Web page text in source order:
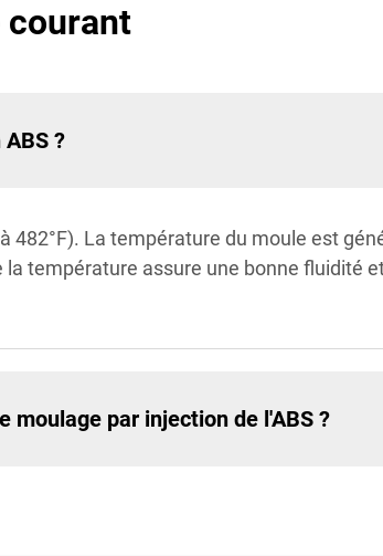
courant
?
482°F). La température du moule est
la température assure une bonne fluidité
moulage par injection de l'ABS ?